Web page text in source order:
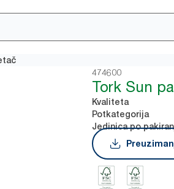
474600
Tork Sun
Kvaliteta
Potkategorija
Jedinica po